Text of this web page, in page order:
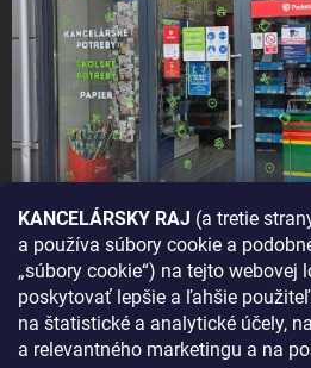
KANCELÁRSKY RAJ (a tretie
a používa súbory cookie a
„súbory cookie“) na tejto webovej
poskytovať lepšie a ľahšie
na štatistické a analytické účely,
a relevantného marketingu a na
AKO SA K NÁM DOSTANETE?